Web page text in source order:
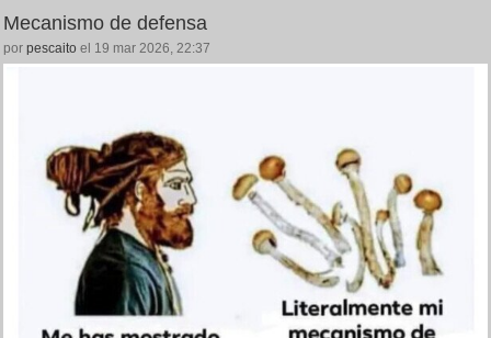
Mecanismo de defensa
por pescaito el 19 mar 2026, 22:37